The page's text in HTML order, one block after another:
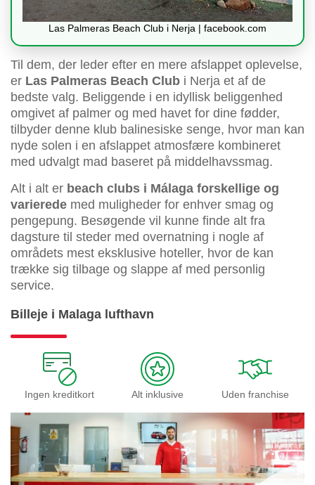
Las Palmeras Beach Club i Nerja | facebook.com
Til dem, der leder efter en mere afslappet oplevelse,
er Las Palmeras Beach Club i Nerja et af de
bedste valg. Beliggende i en idyllisk beliggenhed
omgivet af palmer og med havet for dine fødder,
tilbyder denne klub balinesiske senge, hvor man kan
nyde solen i en afslappet atmosfære kombineret
med udvalgt mad baseret på middelhavssmag.
Alt i alt er beach clubs i Málaga forskellige og
varierede med muligheder for enhver smag og
pengepung. Besøgende vil kunne finde alt fra
dagsture til steder med overnatning i nogle af
områdets mest eksklusive hoteller, hvor de kan
trække sig tilbage og slappe af med personlig
service.
Billeje i Malaga lufthavn
Ingen kreditkort Alt inklusive Uden franchise